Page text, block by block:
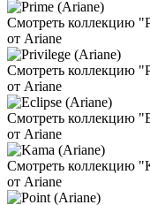
Смотреть коллекцию
от Ariane
Смотреть коллекцию
от Ariane
Смотреть коллекцию
от Ariane
Смотреть коллекцию
от Ariane